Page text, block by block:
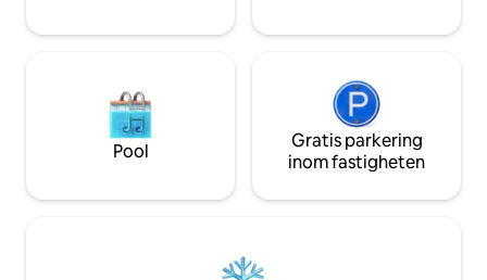
Pool
Gratis parkering
inom fastigheten